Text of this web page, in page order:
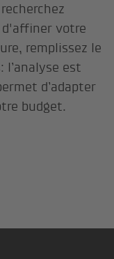
d'affiner votre
remplissez le
l’analyse est
d’adapter
budget.